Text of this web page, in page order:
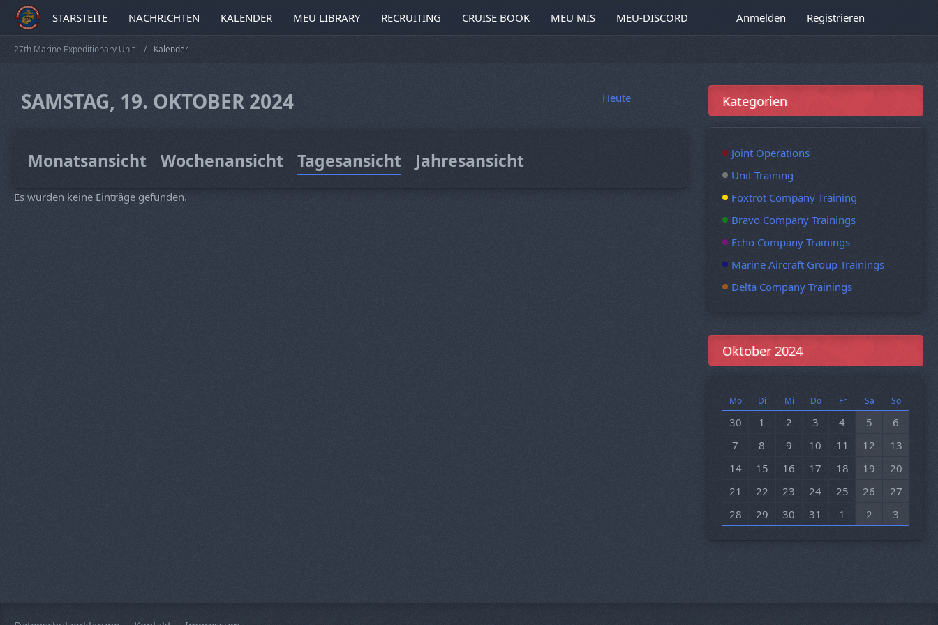
STARSTEITE NACHRICHTEN KALENDER MEU LIBRARY RECRUITING CRUISE BOOK MEU MIS MEU-DISCORD Anmelden Registrieren
27th Marine Expeditionary Unit Kalender
SAMSTAG, 19. OKTOBER 2024 Heute
Monatsansicht Wochenansicht Tagesansicht Jahresansicht
Es wurden keine Einträge gefunden.
Kategorien
Joint Operations
Unit Training
Foxtrot Company Training
Bravo Company Trainings
Echo Company Trainings
Marine Aircraft Group Trainings
Delta Company Trainings
Oktober 2024
Mo Di Mi Do Fr Sa So
30 1 2 3 4 5
6
7
8 9 10 11 12
13
14
15 16 17 18 19
20
21
22 23 24 25 26
27
28
29 30 31 1 2 3